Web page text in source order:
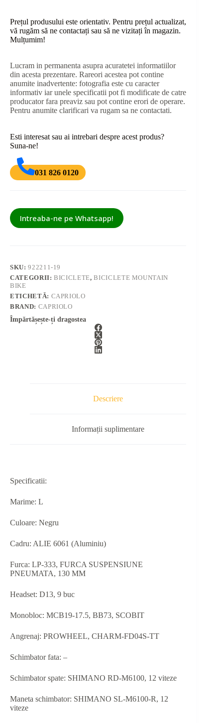
Prețul produsului este orientativ. Pentru prețul actualizat,
vă rugăm să ne contactați sau să ne vizitați în magazin.
Mulțumim!
Lucram in permanenta asupra acuratetei informatiilor
din acesta prezentare. Rareori acestea pot contine
anumite inadvertente: fotografia este cu caracter
informativ iar unele specificatii pot fi modificate de catre
producator fara preaviz sau pot contine erori de operare.
Pentru anumite clarificari va rugam sa ne contactati.
Esti interesat sau ai intrebari despre acest produs?
Suna-ne!
031 826 0120
Intreaba-ne pe Whatsapp!
SKU:922211-19
CATEGORII:BICICLETE,BICICLETE MOUNTAIN
BIKE
ETICHETĂ: CAPRIOLO
BRAND: CAPRIOLO
Împărtășește-ți dragostea
Descriere
Informații suplimentare
Specificatii:
Marime: L
Culoare: Negru
Cadru: ALIE 6061 (Aluminiu)
Furca: LP-333, FURCA SUSPENSIUNE
PNEUMATA, 130 MM
Headset: D13, 9 buc
Monobloc: MCB19-17.5, BB73, SCOBIT
Angrenaj: PROWHEEL, CHARM-FD04S-TT
Schimbator fata: –
Schimbator spate: SHIMANO RD-M6100, 12 viteze
Maneta schimbator: SHIMANO SL-M6100-R, 12
viteze